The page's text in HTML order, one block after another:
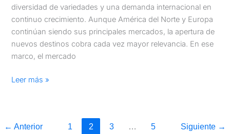
diversidad de variedades y una demanda internacional en
continuo crecimiento. Aunque América del Norte y Europa
continúan siendo sus principales mercados, la apertura de
nuevos destinos cobra cada vez mayor relevancia. En ese
marco, el mercado
Leer más »
← Anterior 1 2 3 … 5 Siguiente →